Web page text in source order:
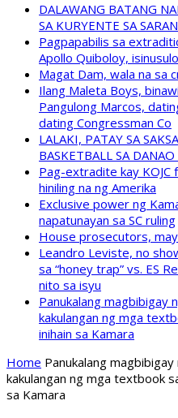
DALAWANG BATANG
SA KURYENTE SA
Pagpapabilis sa
Apollo Quiboloy,
Magat Dam, wala na sa
Ilang Maleta Boys,
Pangulong Marcos,
dating Congressman Co
LALAKI, PATAY SA
BASKETBALL SA
Pag-extradite kay
hiniling na ng Amerika
Exclusive power ng
napatunayan sa SC ruling
House prosecutors,
Leandro Leviste, no
sa “honey trap” vs. ES
nito sa isyu
Panukalang magbibigay
kakulangan ng mga
inihain sa Kamara
Home Panukalang
kakulangan ng mga textbook
sa Kamara